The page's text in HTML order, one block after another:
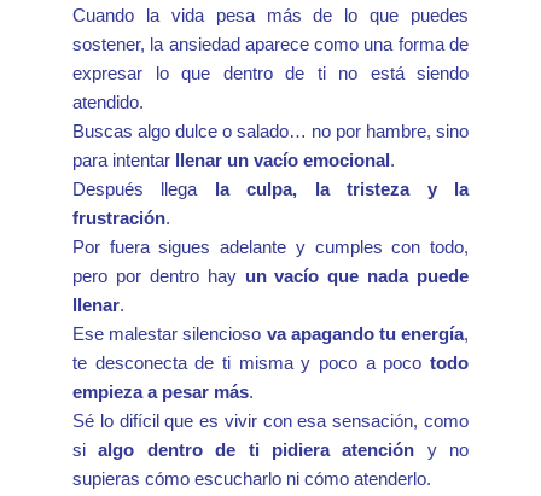
Cuando la vida pesa más de lo que puedes
sostener, la ansiedad aparece como una forma de
expresar lo que dentro de ti no está siendo
atendido.
Buscas algo dulce o salado… no por hambre, sino
para intentar llenar un vacío emocional.
Después llega la culpa, la tristeza y la
frustración.
Por fuera sigues adelante y cumples con todo,
pero por dentro hay un vacío que nada puede
llenar.
Ese malestar silencioso va apagando tu energía,
te desconecta de ti misma y poco a poco todo
empieza a pesar más.
Sé lo difícil que es vivir con esa sensación, como
sialgo dentro de ti pidiera atención y no
supieras cómo escucharlo ni cómo atenderlo.